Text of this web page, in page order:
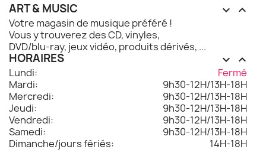
ART & MUSIC  
Votre magasin de musique préféré !
Vous y trouverez des CD, vinyles,
DVD/blu-ray, jeux vidéo, produits dérivés, ...
HORAIRES  
Lundi:
Fermé
Mardi:
9h30-12H/13H-18H
Mercredi:
9h30-12H/13H-18H
Jeudi:
9h30-12H/13H-18H
Vendredi:
9h30-12H/13H-18H
Samedi:
9h30-12H/13H-18H
Dimanche/jours fériés:
14H-18H